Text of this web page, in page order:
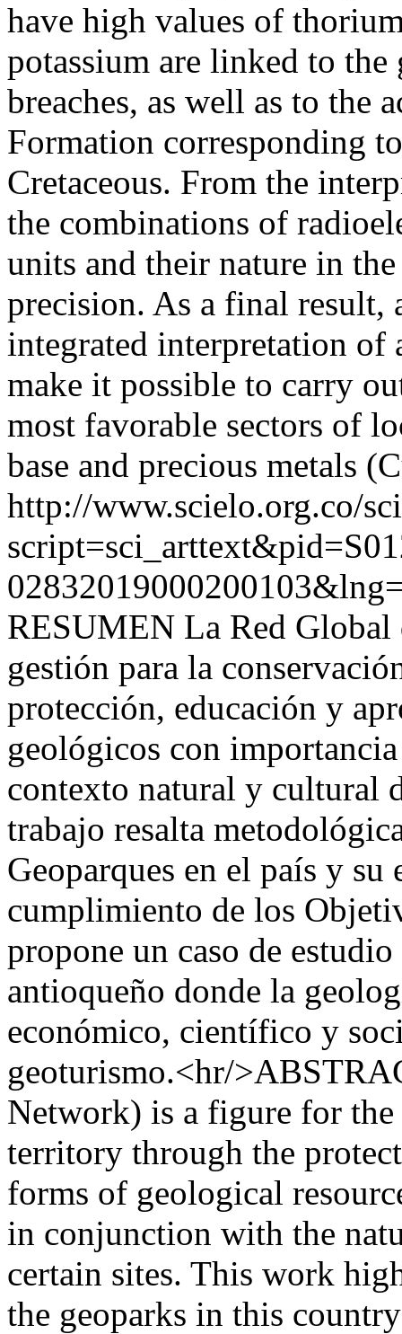
have high values of
potassium are linked to
breaches, as well as to the
Formation corresponding
Cretaceous. From the
the combinations of
units and their nature in
precision. As a final result,
integrated interpretation
make it possible to carry
most favorable sectors of
base and precious metals
http://www.scielo.org.co/
RESUMEN La Red Global
gestión para la
protección, educación y
geológicos con
contexto natural y cultural
trabajo resalta
Geoparques en el país y su
cumplimiento de los
propone un caso de
antioqueño donde la
económico, científico y
geoturismo.<hr/
Network) is a figure for
territory through the
forms of geological
in conjunction with the
certain sites. This work
the geoparks in this